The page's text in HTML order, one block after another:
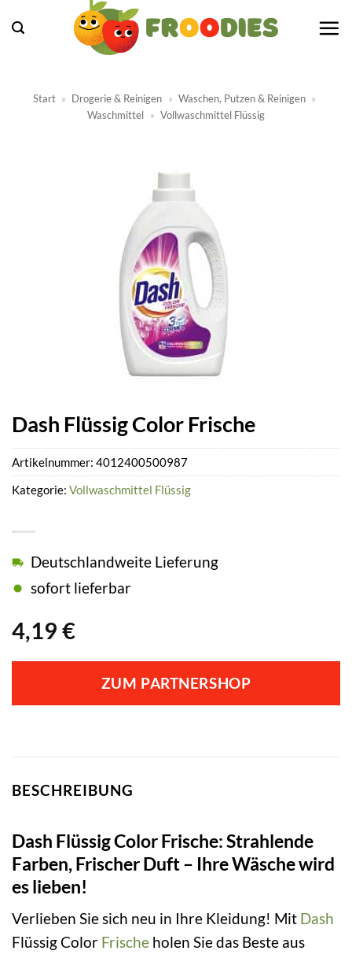
Inhalt
Start » Drogerie & Reinigen » Waschen, Putzen & Reinigen »
Waschmittel » Vollwaschmittel Flüssig
Dash Flüssig Color Frische
4,19 €
Deutschlandweite Lieferung
sofort lieferbar
ZUM PARTNERSHOP
Artikelnummer: 4012400500987
Kategorie: Vollwaschmittel Flüssig
BESCHREIBUNG
Dash Flüssig Color Frische: Strahlende
Farben, Frischer Duft – Ihre Wäsche wird
es lieben!
Verlieben Sie sich neu in Ihre Kleidung! Mit Dash
Flüssig Color Frische holen Sie das Beste aus